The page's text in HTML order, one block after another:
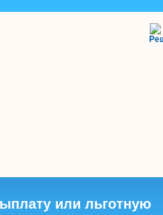
или льготную